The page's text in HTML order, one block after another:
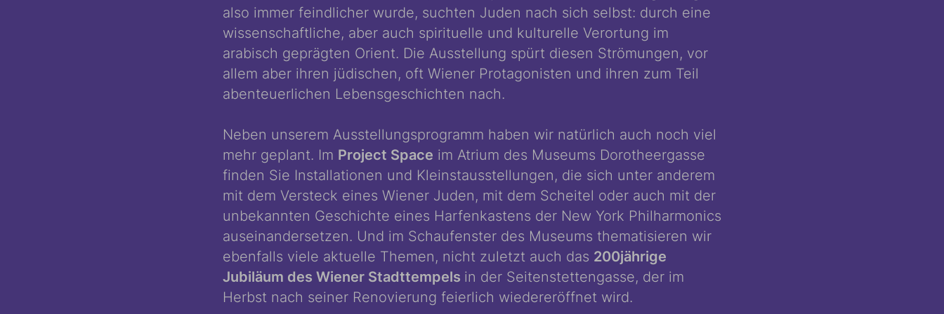
also immer feindlicher wurde, suchten Juden nach sich selbst: durch eine
wissenschaftliche, aber auch spirituelle und kulturelle Verortung im
arabisch geprägten Orient. Die Ausstellung spürt diesen Strömungen, vor
allem aber ihren jüdischen, oft Wiener Protagonisten und ihren zum Teil
abenteuerlichen Lebensgeschichten nach.
Neben unserem Ausstellungsprogramm haben wir natürlich auch noch viel
mehr geplant. Im Project Space im Atrium des Museums Dorotheergasse
finden Sie Installationen und Kleinstausstellungen, die sich unter anderem
mit dem Versteck eines Wiener Juden, mit dem Scheitel oder auch mit der
unbekannten Geschichte eines Harfenkastens der New York Philharmonics
auseinandersetzen. Und im Schaufenster des Museums thematisieren wir
ebenfalls viele aktuelle Themen, nicht zuletzt auch das 200jährige
Jubiläum des Wiener Stadttempels in der Seitenstettengasse, der im
Herbst nach seiner Renovierung feierlich wiedereröffnet wird.